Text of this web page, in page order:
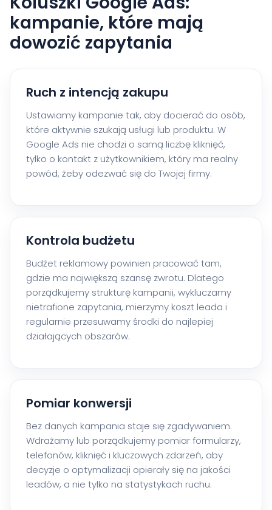
kampanie, które mają
dowozić zapytania
Ruch z intencją zakupu
Ustawiamy kampanie tak, aby docierać do osób,
które aktywnie szukają usługi lub produktu. W
Google Ads nie chodzi o samą liczbę kliknięć,
tylko o kontakt z użytkownikiem, który ma realny
powód, żeby odezwać się do Twojej firmy.
Kontrola budżetu
Budżet reklamowy powinien pracować tam,
gdzie ma największą szansę zwrotu. Dlatego
porządkujemy strukturę kampanii, wykluczamy
nietrafione zapytania, mierzymy koszt leada i
regularnie przesuwamy środki do najlepiej
działających obszarów.
Pomiar konwersji
Bez danych kampania staje się zgadywaniem.
Wdrażamy lub porządkujemy pomiar formularzy,
telefonów, kliknięć i kluczowych zdarzeń, aby
decyzje o optymalizacji opierały się na jakości
leadów, a nie tylko na statystykach ruchu.